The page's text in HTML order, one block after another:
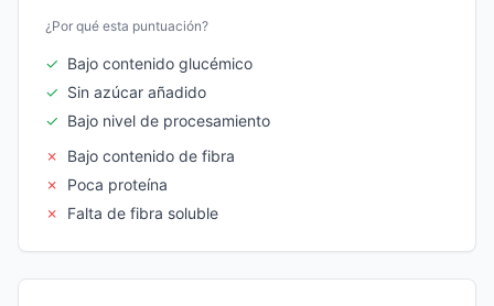
¿Por qué esta puntuación?
✓ Bajo contenido glucémico
✓ Sin azúcar añadido
✓ Bajo nivel de procesamiento
✗
Bajo contenido de fibra
✗
Poca proteína
✗
Falta de fibra soluble